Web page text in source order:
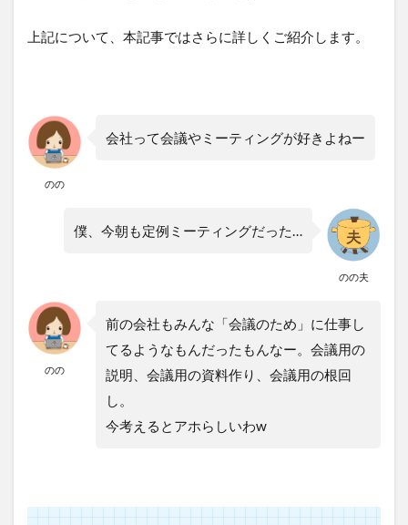
上記について、本記事ではさらに詳しくご紹介します。
のの
会社って会議やミーティングが好きよねー
のの夫
僕、今朝も定例ミーティングだった…
のの
前の会社もみんな「会議のため」に仕事し
てるようなもんだったもんなー。会議用の
説明、会議用の資料作り、会議用の根回
し。
今考えるとアホらしいわw